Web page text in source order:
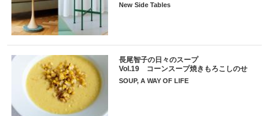
New Side Tables
長尾智子の日々のスープ
Vol.19 コーンスープ焼きもろこしのせ
SOUP, A WAY OF LIFE